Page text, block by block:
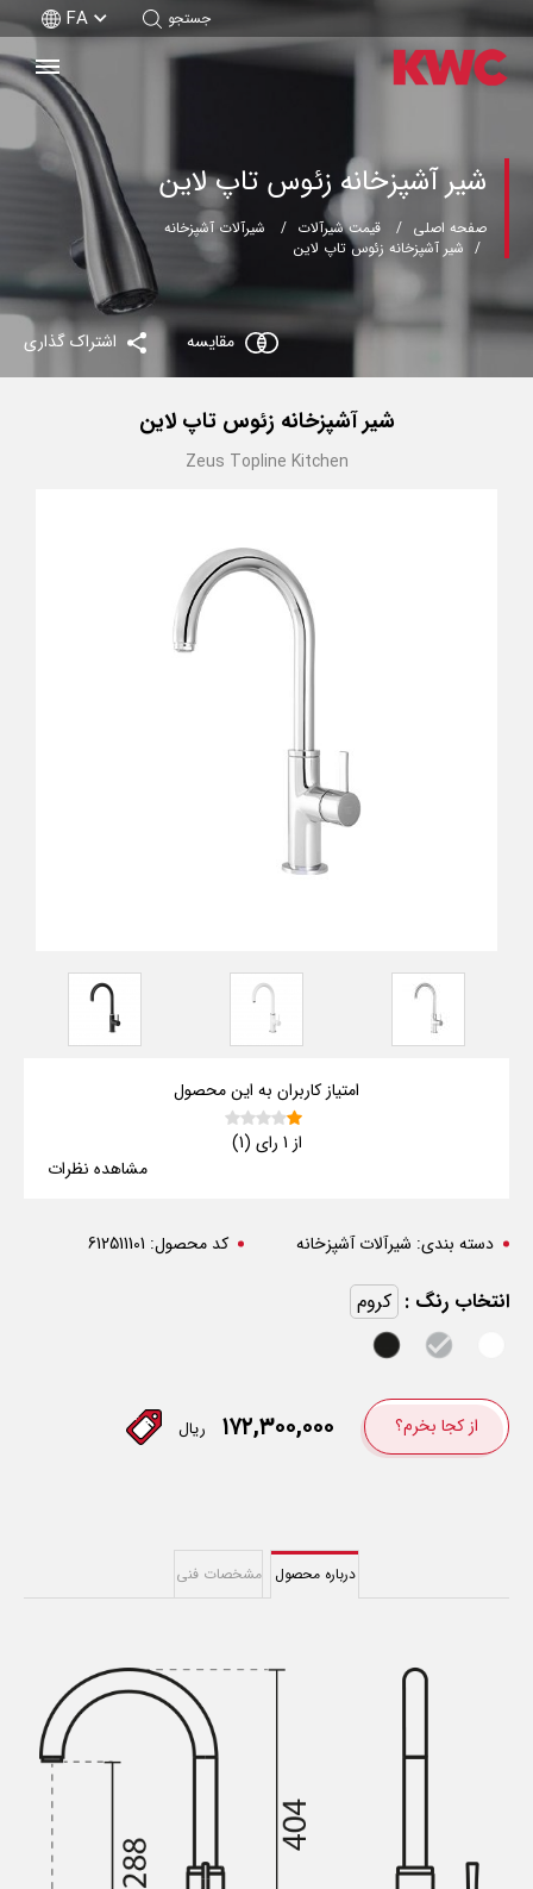
جستجو FA
شیر آشپزخانه زئوس تاپ لاین
صفحه اصلی قیمت شیرآلات
شیرآلات آشپزخانه
شیر آشپزخانه زئوس تاپ لاین
مقایسه اشتراک گذاری
شیر آشپزخانه زئوس تاپ لاین
Zeus Topline Kitchen
امتیاز کاربران به این محصول
از 1 رای (1)
مشاهده نظرات
دسته بندی: شیرآلات آشپزخانه کد محصول: 612511101
انتخاب رنگ : کروم
از کجا بخرم؟ ۱۷۲,۳۰۰,۰۰۰ ریال
درباره محصول مشخصات فنی